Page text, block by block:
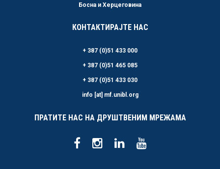
Босна и Херцеговина
КОНТАКТИРАЈТЕ НАС
+ 387 (0)51 433 000
+ 387 (0)51 465 085
+ 387 (0)51 433 030
info [at] mf.unibl.org
ПРАТИТЕ НАС НА ДРУШТВЕНИМ МРЕЖАМА